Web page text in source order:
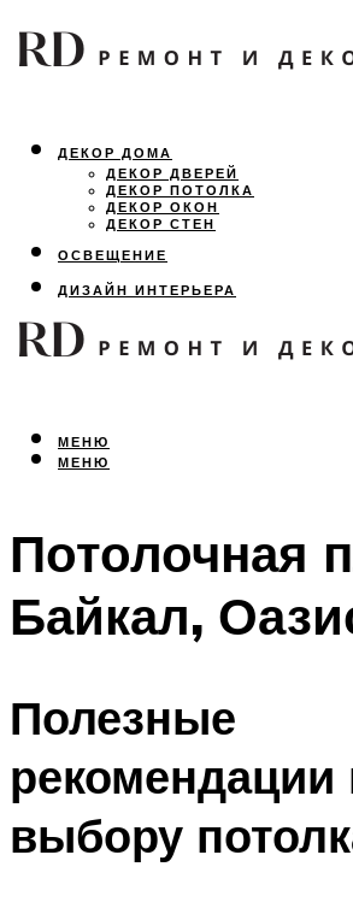
ДЕКОР ДОМА
ДЕКОР ДВЕРЕЙ
ДЕКОР ПОТОЛКА
ДЕКОР ОКОН
ДЕКОР СТЕН
ОСВЕЩЕНИЕ
ДИЗАЙН ИНТЕРЬЕРА
ЛАНДШАФТНЫЙ ДИЗАЙН
ВСЕ ПРО РЕМОНТ
МЕНЮ
МЕНЮ
Потолочная
Байкал,
Полезные
рекомендации
выбору